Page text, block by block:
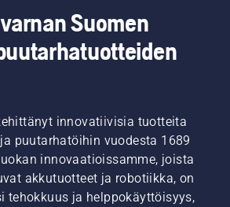
Suomen
innovatiivisia tuotteita
puutarhatöihin vuodesta 1689
innovaatioissamme, joista
akkutuotteet ja robotiikka, on
tehokkuus ja helppokäyttöisyys,